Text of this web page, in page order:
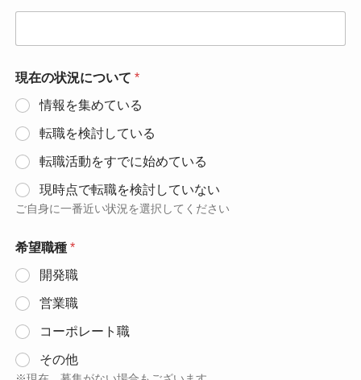
現在の状況について *
情報を集めている
転職を検討している
転職活動をすでに始めている
現時点で転職を検討していない
ご自身に一番近い状況を選択してください
希望職種 *
開発職
営業職
コーポレート職
その他